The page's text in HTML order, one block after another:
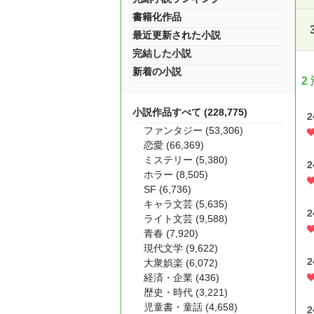
2
書籍化作品
最近更新された小説
完結した小説
新着の小説
小説作品すべて (228,775)
ファンタジー (53,306)
恋愛 (66,369)
ミステリー (5,380)
ホラー (8,505)
SF (6,736)
キャラ文芸 (5,635)
ライト文芸 (9,588)
青春 (7,920)
現代文学 (9,622)
大衆娯楽 (6,072)
経済・企業 (436)
歴史・時代 (3,221)
児童書・童話 (4,658)